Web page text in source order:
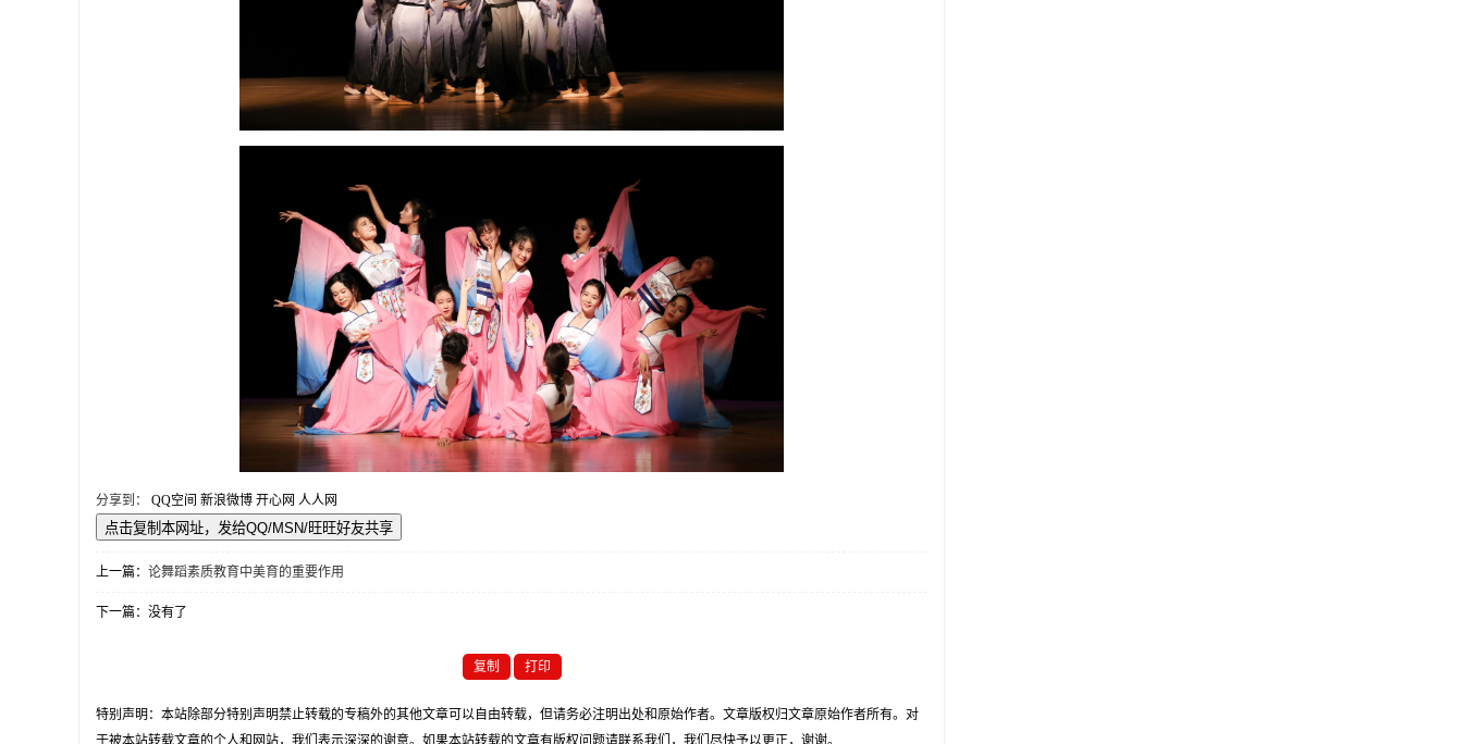
分享到： QQ空间 新浪微博 开心网 人人网
上一篇： 论舞蹈素质教育中美育的重要作用
下一篇：没有了
复制 打印
特别声明：本站除部分特别声明禁止转载的专稿外的其他文章可以自由转载，但请务必注明出处和原始作者。文章版权归文章原始作者所有。对
于被本站转载文章的个人和网站，我们表示深深的谢意。如果本站转载的文章有版权问题请联系我们，我们尽快予以更正，谢谢。